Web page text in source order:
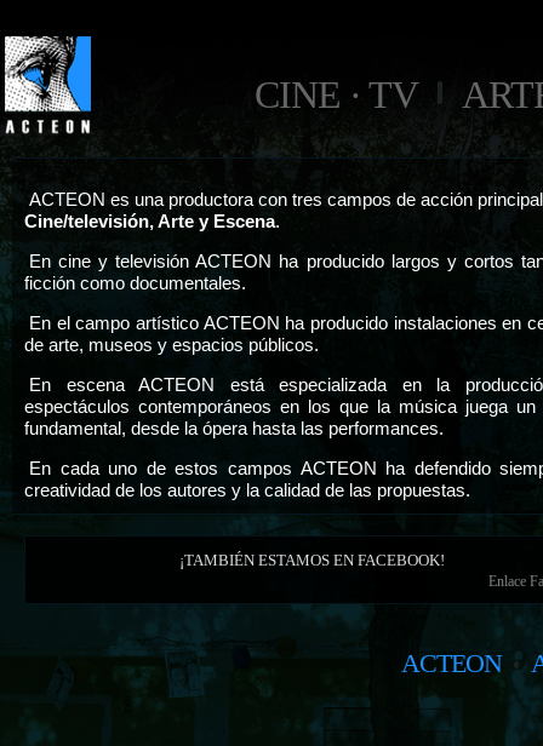
CINE · TV
ACTEON es una productora con tres campos de acción
Cine/televisión, Arte y Escena.
En cine y televisión ACTEON ha producido largos y cortos
ficción como documentales.
En el campo artístico ACTEON ha producido instalaciones en
de arte, museos y espacios públicos.
En escena ACTEON está especializada en la
espectáculos contemporáneos en los que la música juega un
fundamental, desde la ópera hasta las performances.
En cada uno de estos campos ACTEON ha defendido
creatividad de los autores y la calidad de las propuestas.
¡TAMBIÉN ESTAMOS EN FACEBOOK!
Enlace
ACTEON